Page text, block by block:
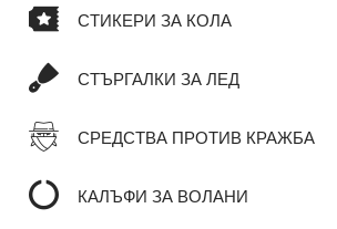
СТИКЕРИ ЗА КОЛА
СТЪРГАЛКИ ЗА ЛЕД
СРЕДСТВА ПРОТИВ КРАЖБА
КАЛЪФИ ЗА ВОЛАНИ